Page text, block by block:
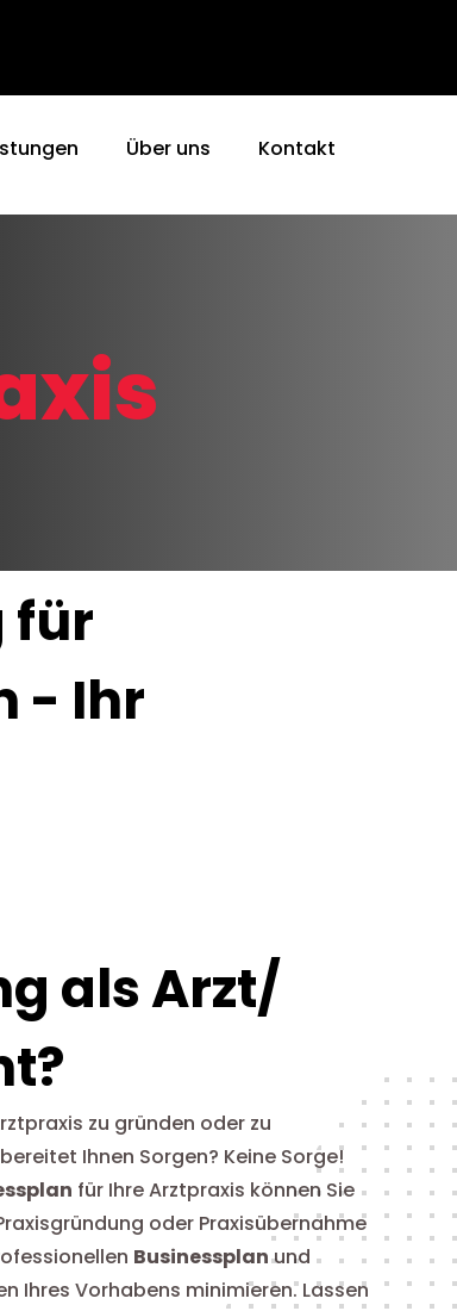
Über uns Kontakt
für
- Ihr
als Arzt/
zu gründen oder zu
Ihnen Sorgen? Keine Sorge!
für Ihre Arztpraxis können Sie
oder Praxisübernahme
Businessplanund
Ihres Vorhabens minimieren. Lassen